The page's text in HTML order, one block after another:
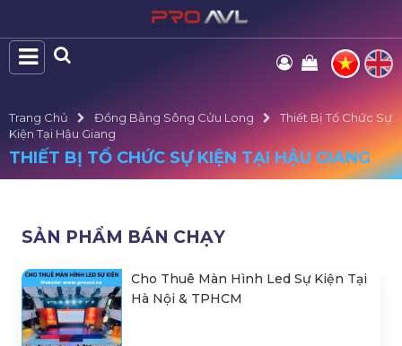
Trang Chủ Đồng Bằng Sông Cửu Long
Thiết Bị Tổ Chức Sự
Kiện Tại Hậu Giang
THIẾT BỊ TỔ CHỨC SỰ KIỆN TẠI HẬU GIANG
SẢN PHẨM BÁN CHẠY
Cho Thuê Màn Hình Led Sự Kiện Tại
Hà Nội & TPHCM